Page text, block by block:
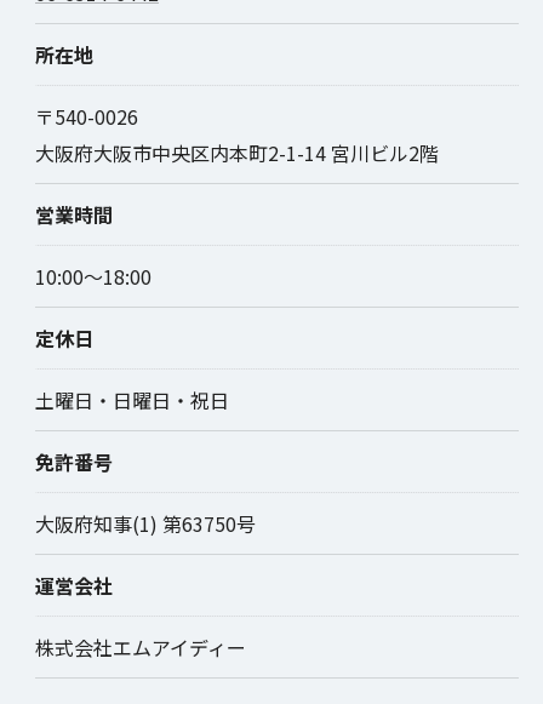
所在地
〒540-0026
大阪府大阪市中央区内本町2-1-14 宮川ビル2階
営業時間
10:00～18:00
定休日
土曜日・日曜日・祝日
免許番号
大阪府知事(1) 第63750号
運営会社
株式会社エムアイディー